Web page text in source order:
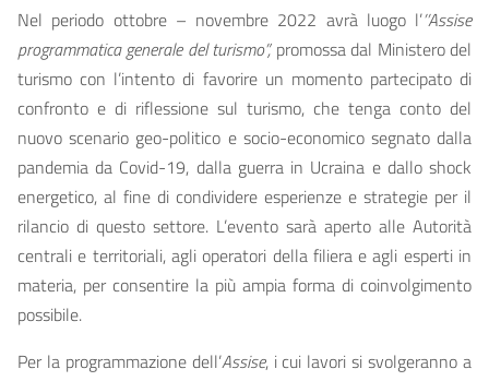
Nel periodo ottobre – novembre 2022 avrà luogo l’’’Assise
programmatica generale del turismo”, promossa dal Ministero del
turismo con l’intento di favorire un momento partecipato di
confronto e di riflessione sul turismo, che tenga conto del
nuovo scenario geo-politico e socio-economico segnato dalla
pandemia da Covid-19, dalla guerra in Ucraina e dallo shock
energetico, al fine di condividere esperienze e strategie per il
rilancio di questo settore. L’evento sarà aperto alle Autorità
centrali e territoriali, agli operatori della filiera e agli esperti in
materia, per consentire la più ampia forma di coinvolgimento
possibile.
Per la programmazione dell’Assise, i cui lavori si svolgeranno a